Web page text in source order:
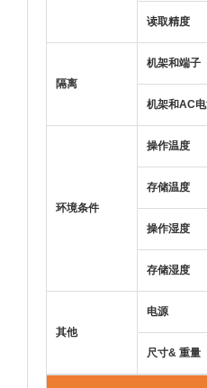
读取精度
隔离
机架和端子
机架和AC
环境条件
操作温度
存储温度
操作湿度
存储湿度
其他
电源
尺寸& 重量